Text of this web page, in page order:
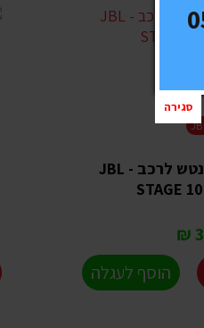
סאב וופר 10 אינטש לרכב JBL -
STAGE
הוסף לעגלה
054-
סגירה